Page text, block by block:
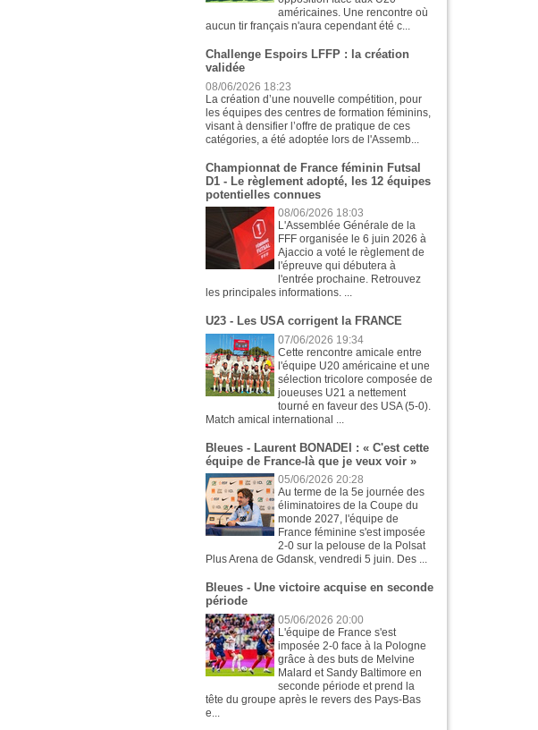
américaines. Une rencontre où
aucun tir français n'aura cependant été c...
Challenge Espoirs LFFP : la création
validée
08/06/2026 18:23
La création d’une nouvelle compétition, pour
les équipes des centres de formation féminins,
visant à densifier l’offre de pratique de ces
catégories, a été adoptée lors de l'Assemb...
Championnat de France féminin Futsal
D1 - Le règlement adopté, les 12 équipes
potentielles connues
08/06/2026 18:03
L'Assemblée Générale de la
FFF organisée le 6 juin 2026 à
Ajaccio a voté le règlement de
l'épreuve qui débutera à
l'entrée prochaine. Retrouvez
les principales informations. ...
U23 - Les USA corrigent la FRANCE
07/06/2026 19:34
Cette rencontre amicale entre
l'équipe U20 américaine et une
sélection tricolore composée de
joueuses U21 a nettement
tourné en faveur des USA (5-0).
Match amical international ...
Bleues - Laurent BONADEI : « C'est cette
équipe de France-là que je veux voir »
05/06/2026 20:28
Au terme de la 5e journée des
éliminatoires de la Coupe du
monde 2027, l'équipe de
France féminine s'est imposée
2-0 sur la pelouse de la Polsat
Plus Arena de Gdansk, vendredi 5 juin. Des ...
Bleues - Une victoire acquise en seconde
période
05/06/2026 20:00
L'équipe de France s'est
imposée 2-0 face à la Pologne
grâce à des buts de Melvine
Malard et Sandy Baltimore en
seconde période et prend la
tête du groupe après le revers des Pays-Bas
e...